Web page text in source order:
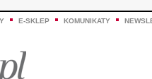
E-SKLEP KOMUNIKATY